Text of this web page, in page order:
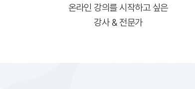
온라인 강의를 시작하고 싶은
강사 & 전문가